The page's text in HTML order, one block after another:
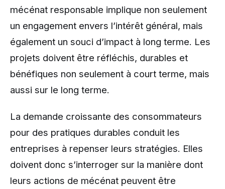
mécénat responsable implique non seulement
un engagement envers l’intérêt général, mais
également un souci d’impact à long terme. Les
projets doivent être réfléchis, durables et
bénéfiques non seulement à court terme, mais
aussi sur le long terme.
La demande croissante des consommateurs
pour des pratiques durables conduit les
entreprises à repenser leurs stratégies. Elles
doivent donc s’interroger sur la manière dont
leurs actions de mécénat peuvent être